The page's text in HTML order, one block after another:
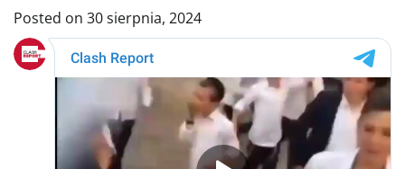
Posted on 30 sierpnia, 2024